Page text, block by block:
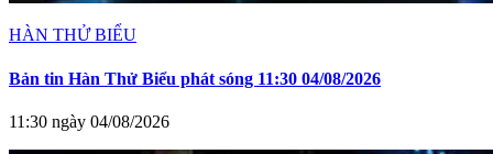
HÀN THỬ BIỂU
Bản tin Hàn Thử Biểu phát sóng 11:30 04/08/2026
11:30 ngày 04/08/2026